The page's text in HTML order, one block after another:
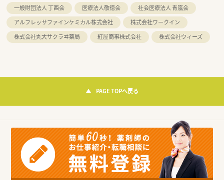
一般財団法人 丁酉会
医療法人敬徳会
社会医療法人 青嵐会
アルフレッサファインケミカル株式会社
株式会社ワークイン
株式会社丸大サクラヰ薬局
紅屋商事株式会社 株式会社ウィーズ
PAGE TOPへ戻る